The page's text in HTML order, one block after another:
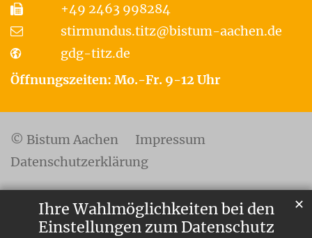
Ihre Wahlmöglichkeiten bei den
Einstellungen zum Datenschutz
✕
+49 2463 998284
stirmundus.titz@bistum-aachen.de
gdg-titz.de
Öffnungszeiten: Mo.-Fr. 9-12 Uhr
© Bistum Aachen
Impressum
Datenschutzerklärung